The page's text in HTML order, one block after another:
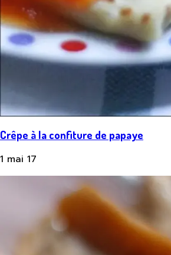
Crêpe à la confiture de papaye
1 mai 17